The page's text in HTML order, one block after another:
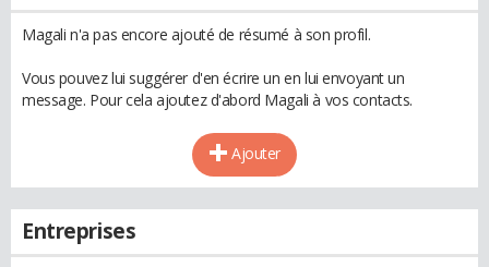
Magali n'a pas encore ajouté de résumé à son profil.
Vous pouvez lui suggérer d'en écrire un en lui envoyant un
message. Pour cela ajoutez d'abord Magali à vos contacts.
Ajouter
Entreprises